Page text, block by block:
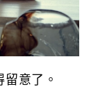
意了。